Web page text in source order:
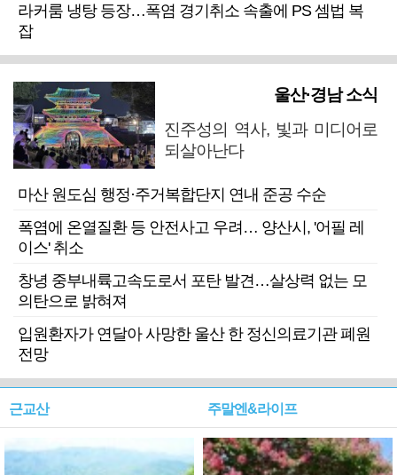
라커룸 냉탕 등장…폭염 경기취소 속출에 PS 셈법 복
잡
울산·경남 소식
진주성의 역사, 빛과 미디어로
되살아난다
마산 원도심 행정·주거복합단지 연내 준공 수순
폭염에 온열질환 등 안전사고 우려… 양산시, '어필 레
이스' 취소
창녕 중부내륙고속도로서 포탄 발견…살상력 없는 모
의탄으로 밝혀져
입원환자가 연달아 사망한 울산 한 정신의료기관 폐원
전망
근교산 주말엔&라이프